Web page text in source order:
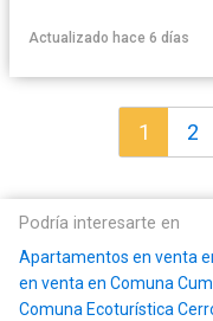
Actualizado hace 6 días
1 2
Podría interesarte en
Apartamentos en venta
en venta en Comuna
Comuna Ecoturística